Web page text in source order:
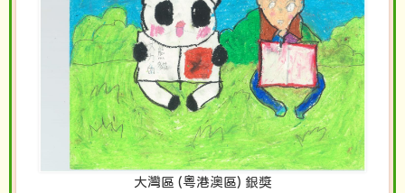
大灣區 (粵港澳區) 銀獎